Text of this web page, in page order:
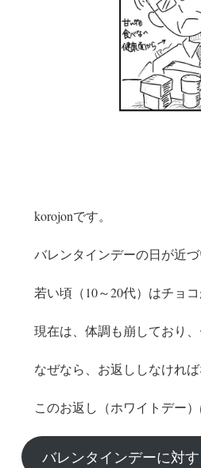
korojonです。
バレンタインデーの日が近
若い頃（10～20代）はチョ
現在は、体調も崩しており
なぜなら、お返ししなけれ
このお返し（ホワイトデー
バレンタインデーに対